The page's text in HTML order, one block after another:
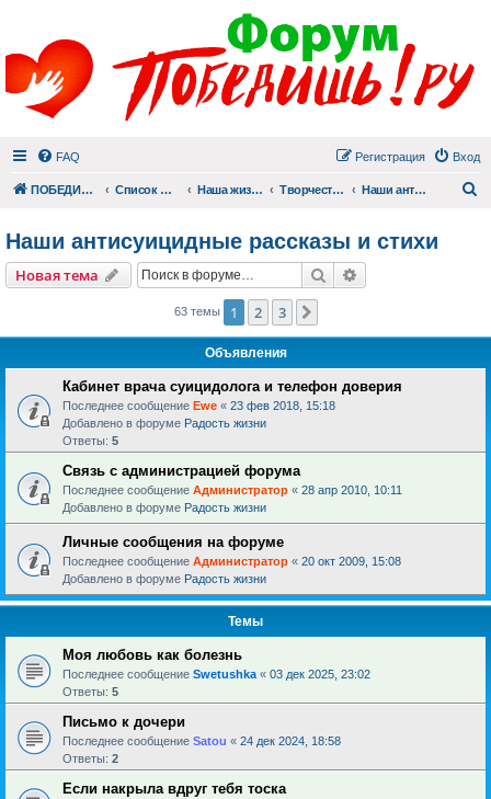
FAQ Вход
Регистрация
ПОБЕДИШЬ.РУ Список форумов Наша жизнь (не всё же о суициде!) Творчество Наши антисуицидные рассказы и стихи
Наши антисуицидные рассказы и стихи
Новая тема Поиск
63 темы 1 2 3
Объявления
Кабинет врача суицидолога и телефон доверия
Последнее сообщение Ewe « 23 фев 2018, 15:18
Добавлено в форуме Радость жизни
Ответы: 5
Связь с администрацией форума
Последнее сообщение Администратор « 28 апр 2010, 10:11
Добавлено в форуме Радость жизни
Личные сообщения на форуме
Последнее сообщение Администратор « 20 окт 2009, 15:08
Добавлено в форуме Радость жизни
Темы
Моя любовь как болезнь
Последнее сообщение Swetushka « 03 дек 2025, 23:02
Ответы: 5
Письмо к дочери
Последнее сообщение Satou « 24 дек 2024, 18:58
Ответы: 2
Если накрыла вдруг тебя тоска